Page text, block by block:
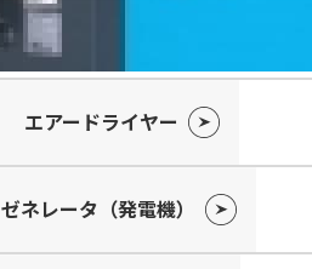
エアードライヤー
ゼネレータ（発電機）